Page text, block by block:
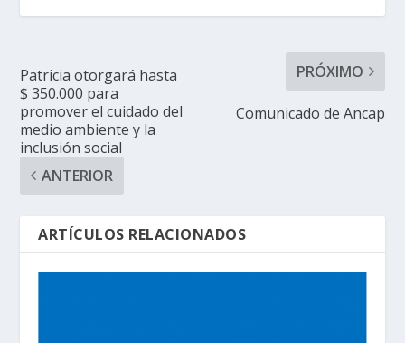
Patricia otorgará hasta
$ 350.000 para
promover el cuidado del
medio ambiente y la
inclusión social
ANTERIOR
PRÓXIMO
Comunicado de Ancap
ARTÍCULOS RELACIONADOS